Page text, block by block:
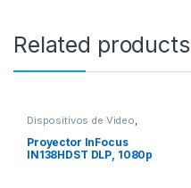
Related products
Dispositivos de Video
Proyectores
Proyector InFocus
IN138HDST DLP, 1080p